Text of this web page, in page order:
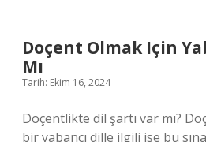
Doçent Olmak Için
Mı
Tarih: Ekim 16, 2024
Doçentlikte dil şartı var mı?
bir yabancı dille ilgili ise bu